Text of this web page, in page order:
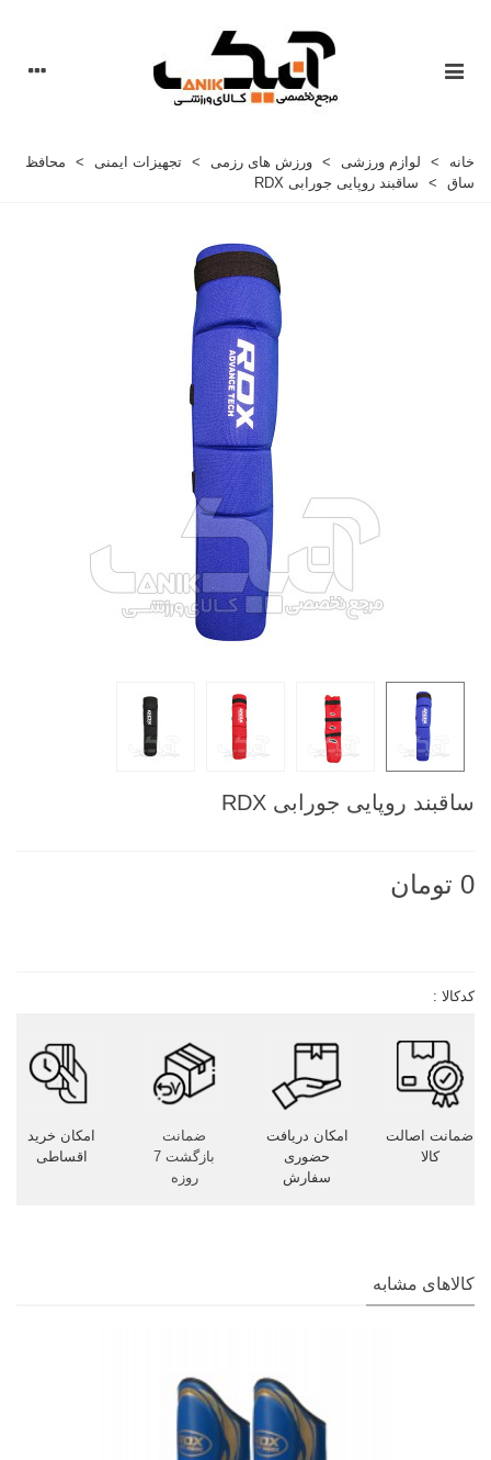
خانه > لوازم ورزشی > ورزش های رزمی > تجهیزات ایمنی >
محافظ
ساق
> ساقبند روپایی جورابی RDX
ساقبند روپایی جورابی RDX
0 تومان
کدکالا :
ضمانت اصالت
کالا
امکان دریافت
حضوری
سفارش
ضمانت
بازگشت 7
روزه
امکان خرید
اقساطی
کالاهای مشابه